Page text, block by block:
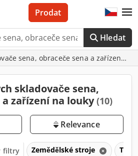
Hledat
Prodat
sena, obraceče sena a zařízení na
skladovače sena,
zařízení na louky(10)
Relevance
filtry Zemědělské stroje